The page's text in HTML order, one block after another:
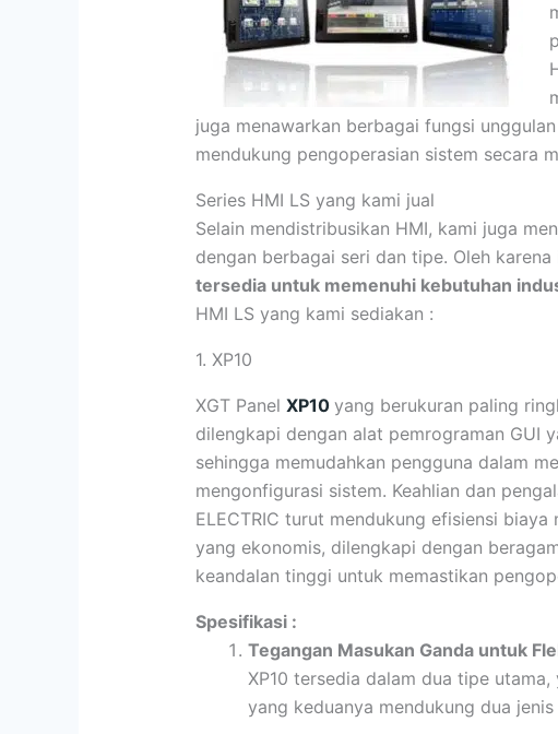
juga menawarkan berbagai fungsi
mendukung pengoperasian sistem secara
Series HMI LS yang kami jual
Selain mendistribusikan HMI, kami juga
dengan berbagai seri dan tipe. Oleh
tersedia untuk memenuhi kebutuhan
HMI LS yang kami sediakan :
1. XP10
XGT Panel XP10 yang berukuran paling
dilengkapi dengan alat pemrograman GUI
sehingga memudahkan pengguna dalam
mengonfigurasi sistem. Keahlian dan
ELECTRIC turut mendukung efisiensi biaya
yang ekonomis, dilengkapi dengan
keandalan tinggi untuk memastikan
Spesifikasi :
Tegangan Masukan Ganda untuk
XP10 tersedia dalam dua tipe utama,
yang keduanya mendukung dua